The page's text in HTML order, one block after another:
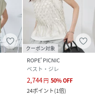
クーポン対象
ROPE' PICNIC
ベスト・ジレ
2,744円 50%OFF
24ポイント(1倍)